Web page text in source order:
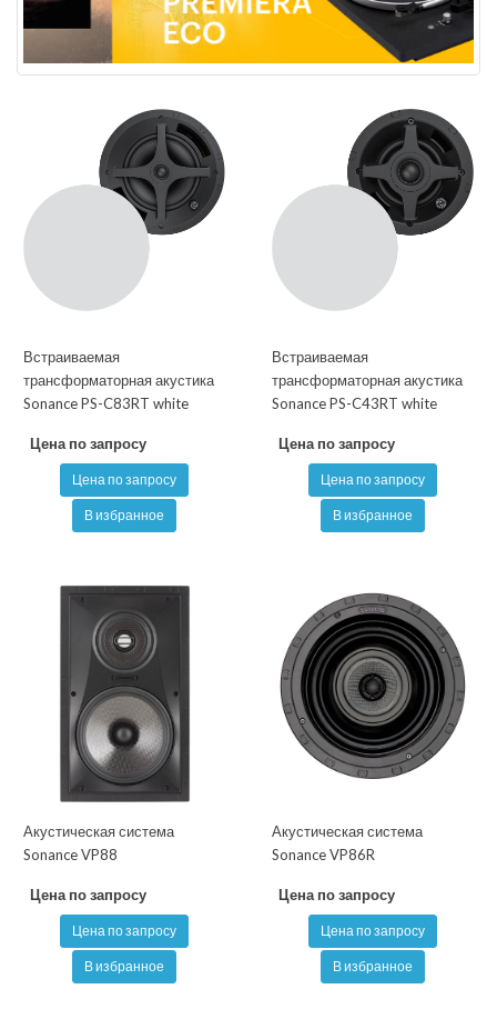
Встраиваемая
трансформаторная акустика
Sonance PS-C83RT white
Цена по запросу
Цена по запросу
В избранное
Встраиваемая
трансформаторная акустика
Sonance PS-C43RT white
Цена по запросу
Цена по запросу
В избранное
Акустическая система
Sonance VP88
Цена по запросу
Цена по запросу
В избранное
Акустическая система
Sonance VP86R
Цена по запросу
Цена по запросу
В избранное